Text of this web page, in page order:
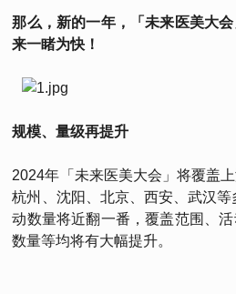
那么，新的一年，「未来医美大
来一睹为快！
规模、量级再提升
2024年「未来医美大会」将覆盖
杭州、沈阳、北京、西安、武汉
动数量将近翻一番，覆盖范围、
数量等均将有大幅提升。